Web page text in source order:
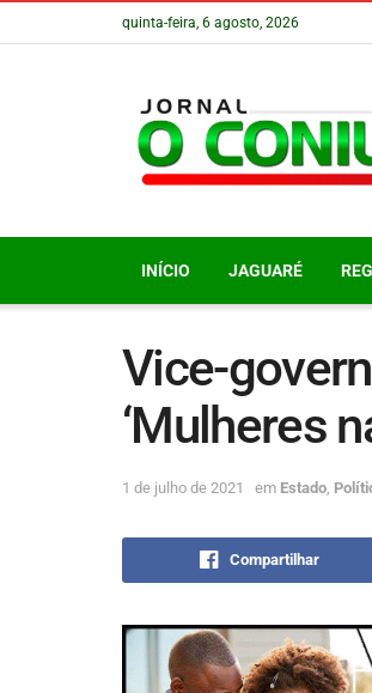
quinta-feira, 6 agosto, 2026
INÍCIO JAGUARÉ
Vice-
‘Mulheres
1 de julho de 2021 em Estado
Compartilhar